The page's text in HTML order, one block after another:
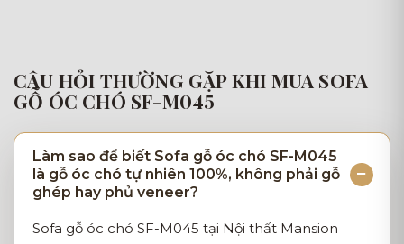
CÂU HỎI THƯỜNG GẶP KHI MUA SOFA
GỖ ÓC CHÓ SF-M045
Làm sao để biết Sofa gỗ óc chó SF-M045
là gỗ óc chó tự nhiên 100%, không phải gỗ
ghép hay phủ veneer?
Sofa gỗ óc chó SF-M045 tại Nội thất Mansion